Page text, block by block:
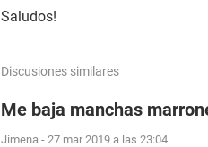
Saludos!
Discusiones similares
Me baja manchas
Jimena - 27 mar 2019 a las 23:04